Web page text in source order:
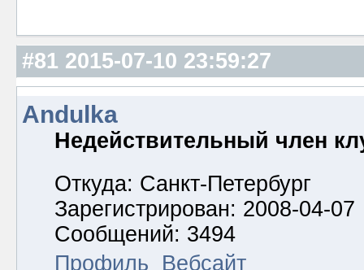
#81 2015-07-10 23:59:27
Andulka
Недействительный член
Откуда: Санкт-Петербург
Зарегистрирован: 2008-04-07
Сообщений: 3494
Профиль
Вебсайт